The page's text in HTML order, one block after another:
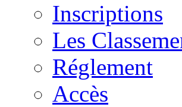
Inscriptions
Les
Réglement
Accès